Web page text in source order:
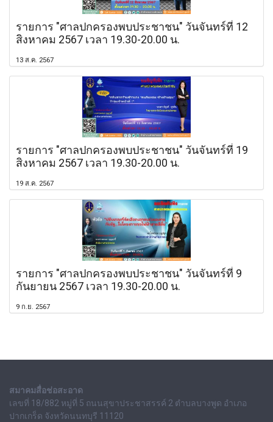
รายการ "ศาลปกครองพบประชาชน" วันจันทร์ที่ 12
สิงหาคม 2567 เวลา 19.30-20.00 น.
13 ส.ค. 2567
รายการ "ศาลปกครองพบประชาชน" วันจันทร์ที่ 19
สิงหาคม 2567 เวลา 19.30-20.00 น.
19 ส.ค. 2567
รายการ "ศาลปกครองพบประชาชน" วันจันทร์ที่ 9
กันยายน 2567 เวลา 19.30-20.00 น.
9 ก.ย. 2567
สมาคมสื่อช่อสะอาด
เลขที่ 18/882 หมู่ที่ 5 ถนนสุขาประชาสรรค์ 2 ตำบลบางพูด อำเภอ
ปากเกร็ด จังหวัดนนทบุรี 11120